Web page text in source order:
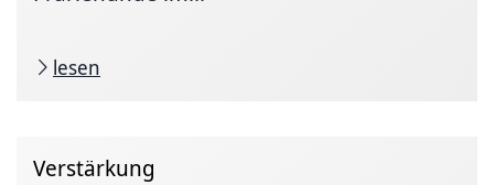
lesen
Verstärkung